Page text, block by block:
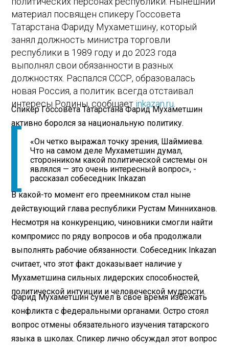
материал посвящен спикеру Госсовета
Татарстана Фариду Мухаметшину, который
занял должность министра торговли
республики в 1989 году и до 2023 года
выполнял свои обязанности в разных
должностях. Распался СССР, образовалась
новая Россия, а политик всегда отстаивал
интересы Родины, сообщает inkazan.ru
Спикер Госсовета Татарстана Фарид Мухаметшин
активно боролся за национальную политику.
«Он четко выражал точку зрения, Шаймиева.
Что на самом деле Мухаметшин думал,
сторонником какой политической системы он
являлся — это очень интересный вопрос», -
рассказал собеседник Inkazan
В какой-то момент его преемником стал ныне
действующий глава республики Рустам Минниханов.
Несмотря на конкуренцию, чиновники смогли найти
компромисс по ряду вопросов и оба продолжали
выполнять рабочие обязанности. Собеседник Inkazan
считает, что этот факт доказывает наличие у
Мухаметшина сильных лидерских способностей,
политической интуиции и человеческой мудрости.
Фарид Мухаметшин сумел в свое время избежать
конфликта с федеральными органами. Остро стоял
вопрос отмены обязательного изучения татарского
языка в школах. Спикер лично обсуждал этот вопрос